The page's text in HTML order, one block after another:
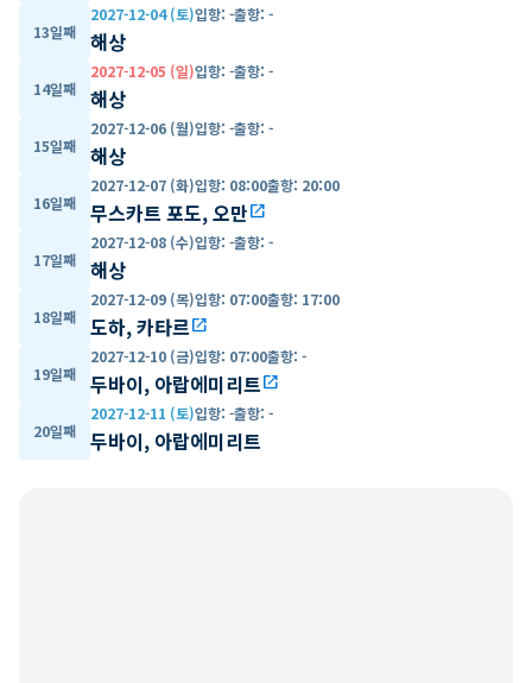
13일째
2027-12-04 (토)입항: -출항: -
해상
14일째
2027-12-05 (일)입항: -출항: -
해상
15일째
2027-12-06 (월)입항: -출항: -
해상
16일째
2027-12-07 (화)입항: 08:00출항: 20:00
무스카트 포도, 오만open_in_new
17일째
2027-12-08 (수)입항: -출항: -
해상
18일째
2027-12-09 (목)입항: 07:00출항: 17:00
도하, 카타르open_in_new
19일째
2027-12-10 (금)입항: 07:00출항: -
두바이, 아랍에미리트open_in_new
20일째
2027-12-11 (토)입항: -출항: -
두바이, 아랍에미리트